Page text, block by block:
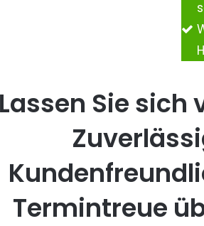
Lassen Sie sich
Termintreue